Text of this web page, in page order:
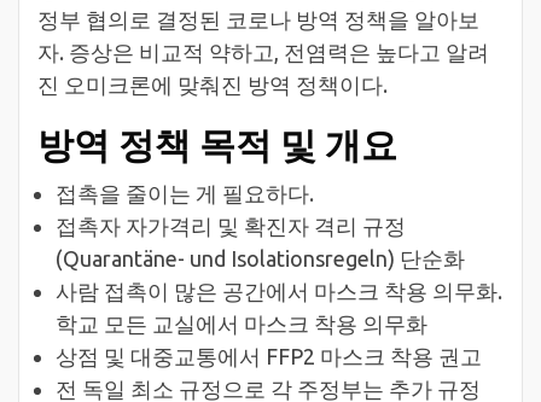
정부 협의로 결정된 코로나 방역 정책을 알아보
자. 증상은 비교적 약하고, 전염력은 높다고 알려
진 오미크론에 맞춰진 방역 정책이다.
방역 정책 목적 및 개요
접촉을 줄이는 게 필요하다.
접촉자 자가격리 및 확진자 격리 규정
(Quarantäne- und Isolationsregeln) 단순화
사람 접촉이 많은 공간에서 마스크 착용 의무화.
학교 모든 교실에서 마스크 착용 의무화
상점 및 대중교통에서 FFP2 마스크 착용 권고
전 독일 최소 규정으로 각 주정부는 추가 규정